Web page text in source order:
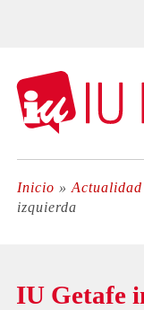
Inicio » Actualidad
izquierda
IU Getafe